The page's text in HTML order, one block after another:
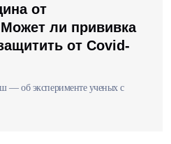
от
ли прививка
от Covid-
— об эксперименте ученых с